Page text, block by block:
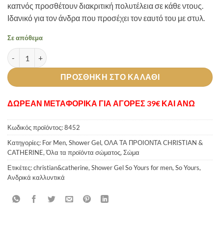
καπνός προσθέτουν διακριτική πολυτέλεια σε κάθε ντους.
Ιδανικό για τον άνδρα που προσέχει τον εαυτό του με στυλ.
Σε απόθεμα
Shower Gel - So Yours for men ποσότητα
ΠΡΟΣΘΉΚΗ ΣΤΟ ΚΑΛΆΘΙ
ΔΩΡΕΑΝ ΜΕΤΑΦΟΡΙΚΑ ΓΙΑ ΑΓΟΡΕΣ 39€ ΚΑΙ ΑΝΩ
Κωδικός προϊόντος:8452
Κατηγορίες: For Men, Shower Gel, ΟΛΑ ΤΑ ΠΡΟΙΟΝΤΑ CHRISTIAN &
CATHERINE,Όλα τα προϊόντα σώματος, Σώμα
Ετικέτες:christian&catherine, Shower Gel So Yours for men, So Yours,
Ανδρικά καλλυντικά